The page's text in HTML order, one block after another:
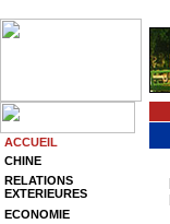
ACCUEIL
CHINE
RELATIONS
EXTERIEURES
ECONOMIE